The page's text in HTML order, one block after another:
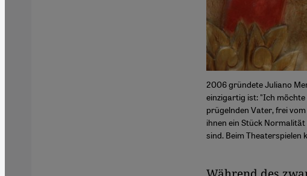
2006 gründete Juliano
einzigartig ist: "Ich möchte
prügelnden Vater, frei
ihnen ein Stück
sind. Beim Theaterspielen